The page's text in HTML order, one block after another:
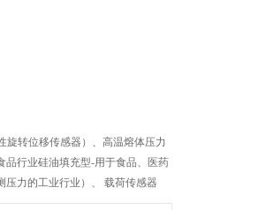
旋转位移传感器）、高温熔体压力
品行业硅油填充型-用于食品、医药
压力的工业行业）、 载荷传感器
测、单下压检测等）